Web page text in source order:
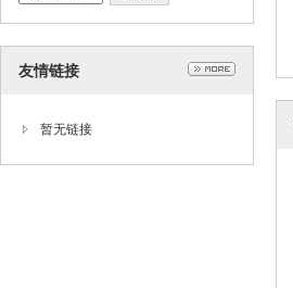
友情链接
暂无链接